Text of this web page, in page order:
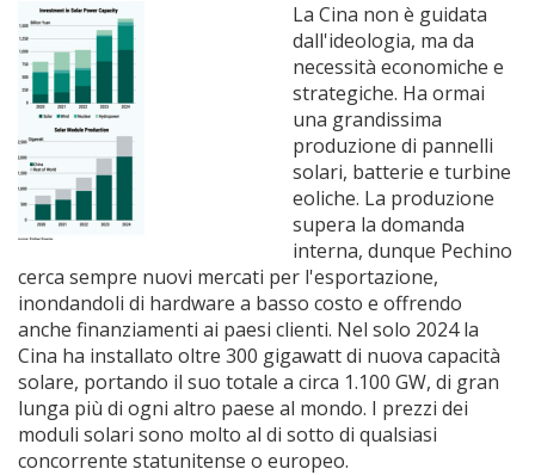
La Cina non è guidata
dall'ideologia, ma da
necessità economiche e
strategiche. Ha ormai
una grandissima
produzione di pannelli
solari, batterie e turbine
eoliche. La produzione
supera la domanda
interna, dunque Pechino
cerca sempre nuovi mercati per l'esportazione,
inondandoli di hardware a basso costo e offrendo
anche finanziamenti ai paesi clienti. Nel solo 2024 la
Cina ha installato oltre 300 gigawatt di nuova capacità
solare, portando il suo totale a circa 1.100 GW, di gran
lunga più di ogni altro paese al mondo. I prezzi dei
moduli solari sono molto al di sotto di qualsiasi
concorrente statunitense o europeo.